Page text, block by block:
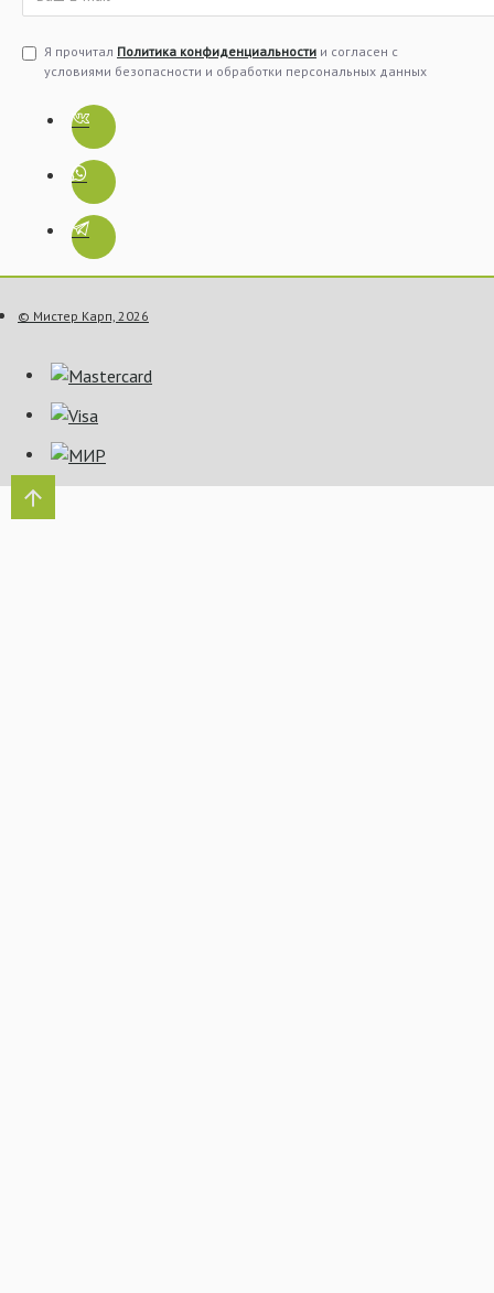
Я прочитал Политика конфиденциальности и согласен с
условиями безопасности и обработки персональных данных
© Мистер Карп, 2026